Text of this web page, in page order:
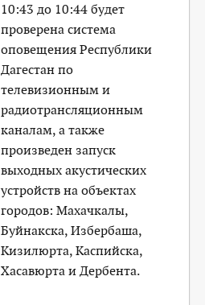
10:43 до 10:44 будет
проверена система
оповещения Республики
Дагестан по
телевизионным и
радиотрансляционным
каналам, а также
произведен запуск
выходных акустических
устройств на объектах
городов: Махачкалы,
Буйнакска, Избербаша,
Кизилюрта, Каспийска,
Хасавюрта и Дербента.